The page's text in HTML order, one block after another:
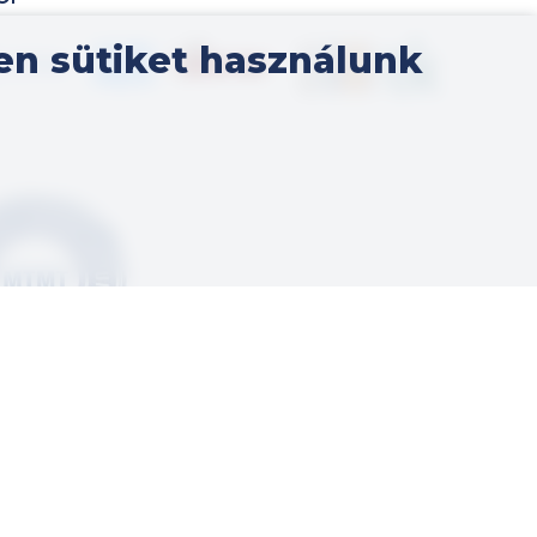
Kép Kép
sütiket használunk